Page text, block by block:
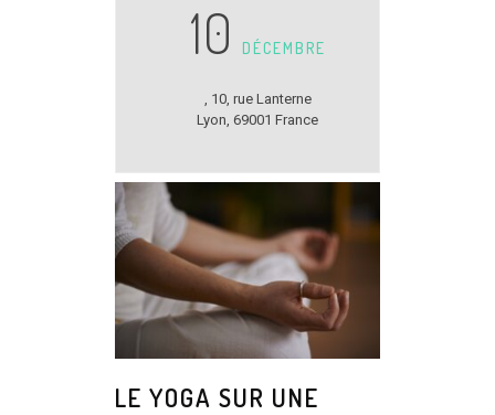
10 DÉCEMBRE
, 10, rue Lanterne
Lyon, 69001 France
LE YOGA SUR UNE